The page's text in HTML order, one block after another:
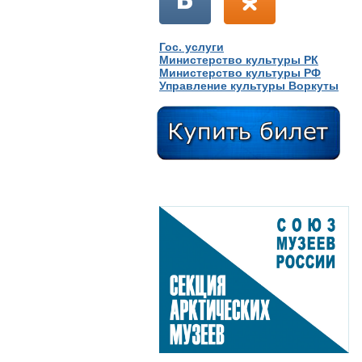
Гос. услуги
Министерство культуры РК
Министерство культуры РФ
Управление культуры Воркуты